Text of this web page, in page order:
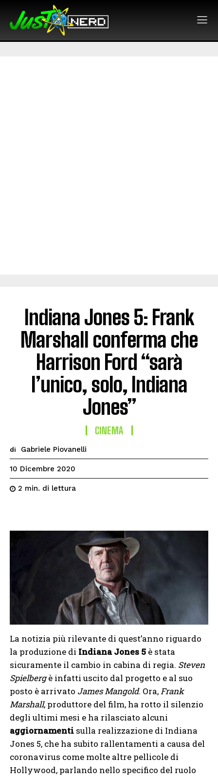
Indiana Jones 5: Frank
Marshall conferma che
Harrison Ford “sarà
l’unico, solo, Indiana
Jones”
CINEMA
di Gabriele Piovanelli
10 Dicembre 2020
2 min. di lettura
La notizia più rilevante di quest’anno riguardo
la produzione di Indiana Jones 5 è stata
sicuramente il cambio in cabina di regia. Steven
Spielbergè infatti uscito dal progetto e al suo
posto è arrivato James Mangold. Ora,Frank
Marshall, produttore del film, ha rotto il silenzio
degli ultimi mesi e ha rilasciato alcuni
aggiornamenti sulla realizzazione di Indiana
Jones 5, che ha subito rallentamenti a causa del
coronavirus come molte altre pellicole di
Hollywood, parlando nello specifico del ruolo